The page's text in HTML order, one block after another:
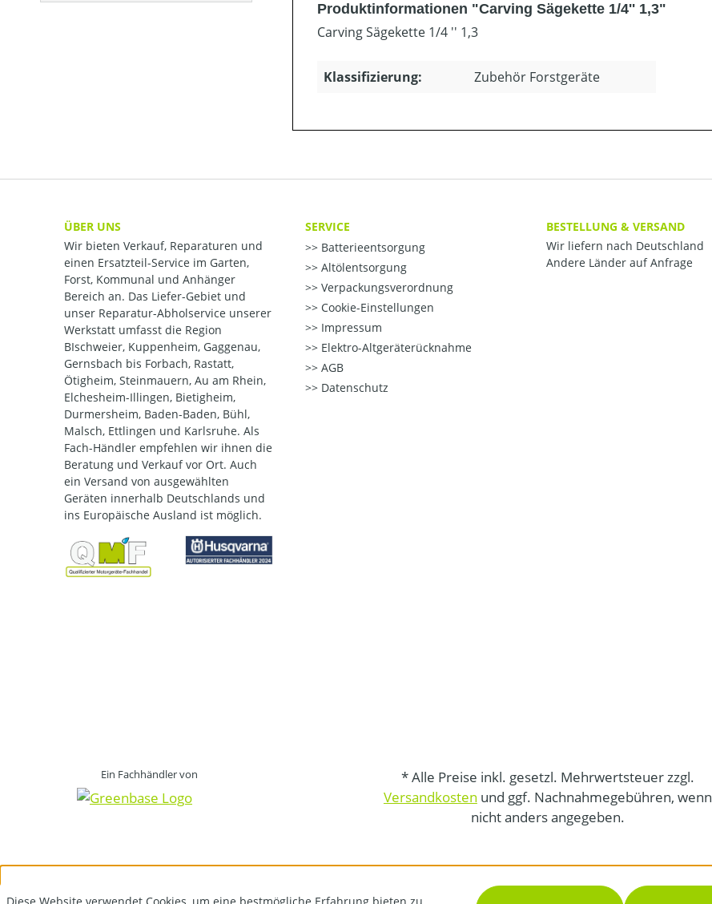
Produktinformationen "Carving Sägekette 1/4'' 1,3"
Carving Sägekette 1/4 '' 1,3
Klassifizierung: Zubehör Forstgeräte
ÜBER UNS
Wir bieten Verkauf, Reparaturen und
einen Ersatzteil-Service im Garten,
Forst, Kommunal und Anhänger
Bereich an. Das Liefer-Gebiet und
unser Reparatur-Abholservice unserer
Werkstatt umfasst die Region
BIschweier, Kuppenheim, Gaggenau,
Gernsbach bis Forbach, Rastatt,
Ötigheim, Steinmauern, Au am Rhein,
Elchesheim-Illingen, Bietigheim,
Durmersheim, Baden-Baden, Bühl,
Malsch, Ettlingen und Karlsruhe. Als
Fach-Händler empfehlen wir ihnen die
Beratung und Verkauf vor Ort. Auch
ein Versand von ausgewählten
Geräten innerhalb Deutschlands und
ins Europäische Ausland ist möglich.
SERVICE
Batterieentsorgung
Altölentsorgung
Verpackungsverordnung
Cookie-Einstellungen
Impressum
Elektro-Altgeräterücknahme
AGB
Datenschutz
BESTELLUNG & VERSAND
Wir liefern nach Deutschland
Andere Länder auf Anfrage
Ein Fachhändler von
* Alle Preise inkl. gesetzl. Mehrwertsteuer zzgl.
Versandkosten und ggf. Nachnahmegebühren, wenn
nicht anders angegeben.